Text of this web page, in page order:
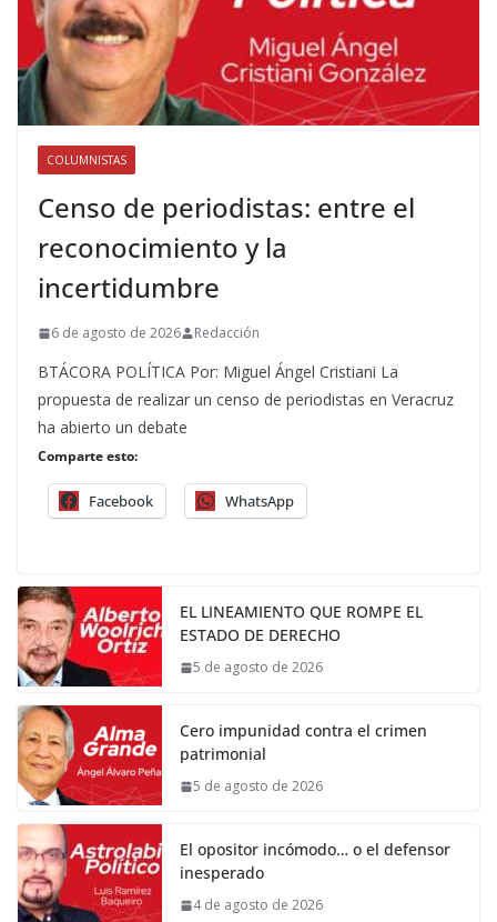
COLUMNISTAS
Censo de periodistas: entre el
reconocimiento y la
incertidumbre
6 de agosto de 2026 Redacción
BTÁCORA POLÍTICA Por: Miguel Ángel Cristiani La
propuesta de realizar un censo de periodistas en Veracruz
ha abierto un debate
Comparte esto:
Facebook WhatsApp
EL LINEAMIENTO QUE ROMPE EL
ESTADO DE DERECHO
5 de agosto de 2026
Cero impunidad contra el crimen
patrimonial
5 de agosto de 2026
El opositor incómodo… o el defensor
inesperado
4 de agosto de 2026